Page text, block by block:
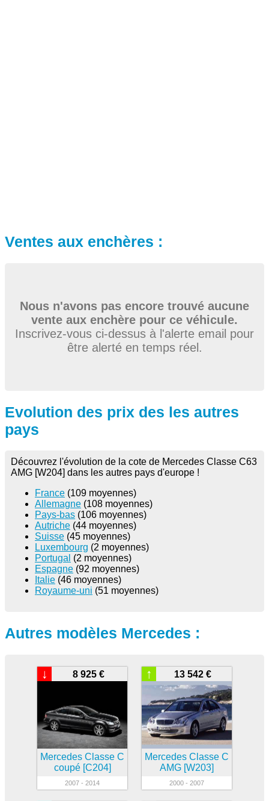
Ventes aux enchères :
Nous n'avons pas encore trouvé aucune
vente aux enchère pour ce véhicule.
Inscrivez-vous ci-dessus à l'alerte email pour
être alerté en temps réel.
Evolution des prix des les autres
pays
Découvrez l'évolution de la cote de Mercedes Classe C63
AMG [W204] dans les autres pays d'europe !
France (109 moyennes)
Allemagne (108 moyennes)
Pays-bas (106 moyennes)
Autriche (44 moyennes)
Suisse (45 moyennes)
Luxembourg (2 moyennes)
Portugal (2 moyennes)
Espagne (92 moyennes)
Italie (46 moyennes)
Royaume-uni (51 moyennes)
Autres modèles Mercedes :
8 925 €
↓
Mercedes Classe C
coupé [C204]
2007 - 2014
13 542 €
↑
Mercedes Classe C
AMG [W203]
2000 - 2007